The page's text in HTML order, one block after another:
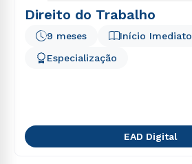
Direito do Trabalho
Início Imediato
9 meses
Especialização
EAD Digital